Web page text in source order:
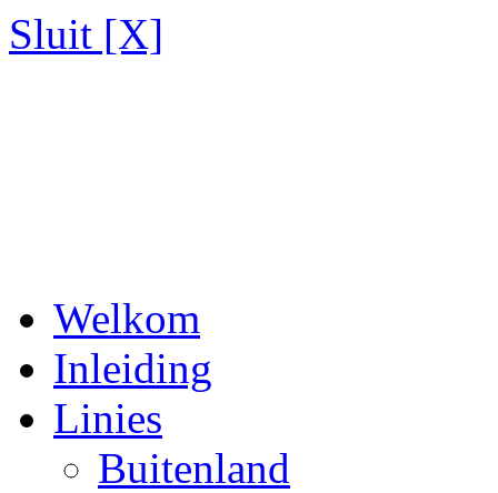
Sluit [X]
Welkom
Inleiding
Linies
Buitenland